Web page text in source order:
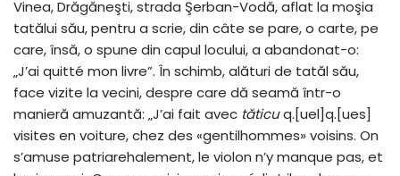
Vinea, Drăgăneşti, strada Şerban-Vodă, aflat la moşia
tatălui său, pentru a scrie, din câte se pare, o carte, pe
care, însă, o spune din capul locului, a abandonat-o:
„J’ai quitté mon livre”. În schimb, alături de tatăl său,
face vizite la vecini, despre care dă seamă într-o
manieră amuzantă: „J’ai fait avec tăticuq.[uel]q.[ues]
visites en voiture, chez des «gentilhommes» voisins. On
s’amuse patriarehalement, le violon n’y manque pas, et